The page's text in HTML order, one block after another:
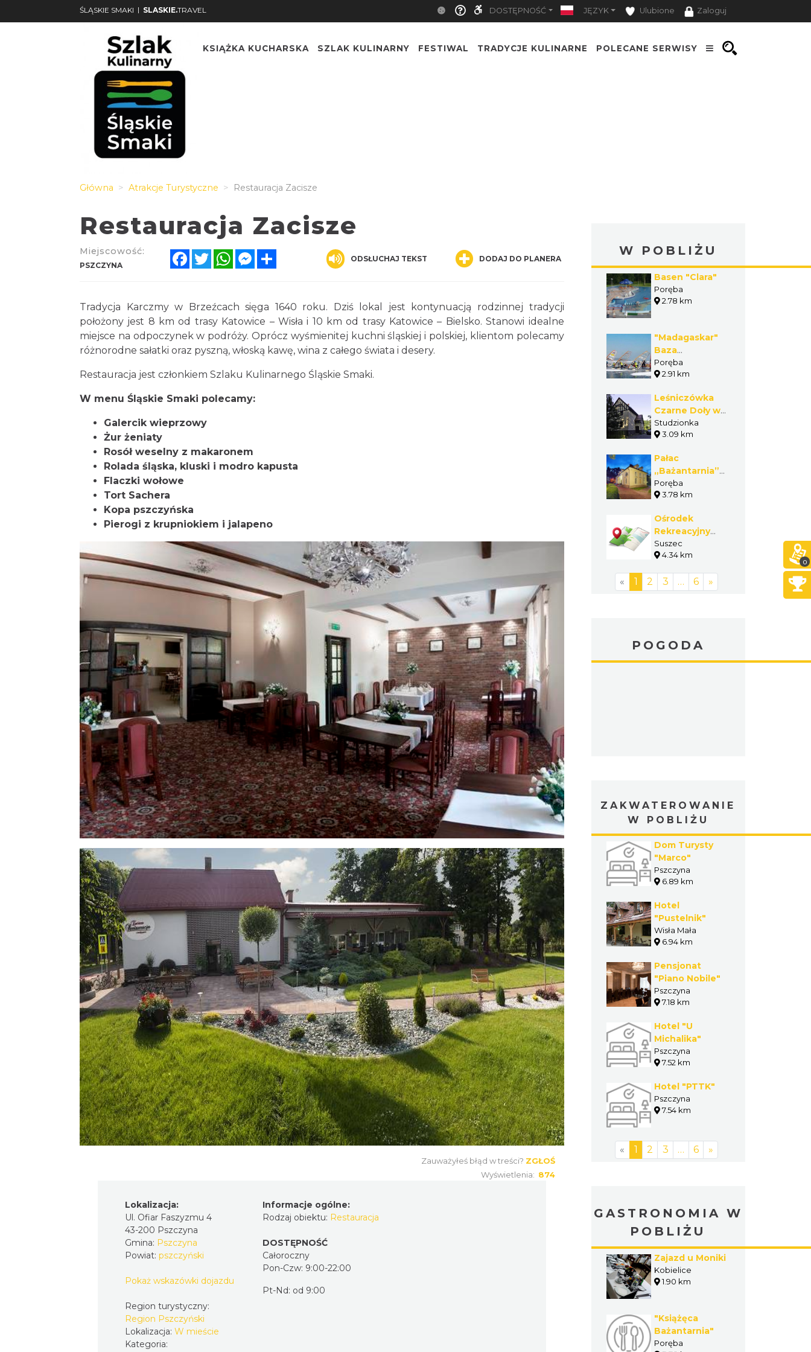
ŚLĄSKIE SMAKI | SLASKIE.TRAVEL DOSTĘPNOŚĆ JĘZYK Ulubione Zaloguj
KSIĄŻKA KUCHARSKA SZLAK KULINARNY FESTIWAL TRADYCJE KULINARNE POLECANE SERWISY
Główna Atrakcje Turystyczne Restauracja Zacisze
Restauracja Zacisze
Miejscowość:
PSZCZYNA
FacebookTwitterWhatsAppMessenger ODSŁUCHAJ TEKST DODAJ DO PLANERA
Tradycja Karczmy w Brzeźcach sięga 1640 roku. Dziś lokal jest kontynuacją rodzinnej tradycji
położony jest 8 km od trasy Katowice – Wisła i 10 km od trasy Katowice – Bielsko. Stanowi idealne
miejsce na odpoczynek w podróży. Oprócz wyśmienitej kuchni śląskiej i polskiej, klientom polecamy
różnorodne sałatki oraz pyszną, włoską kawę, wina z całego świata i desery.
Restauracja jest członkiem Szlaku Kulinarnego Śląskie Smaki.
W menu Śląskie Smaki polecamy:
Galercik wieprzowy
Żur żeniaty
Rosół weselny z makaronem
Rolada śląska, kluski i modro kapusta
Flaczki wołowe
Tort Sachera
Kopa pszczyńska
Pierogi z krupniokiem i jalapeno
Zauważyłeś błąd w treści? ZGŁOŚ
Wyświetlenia: 874
Lokalizacja:
Ul. Ofiar Faszyzmu 4
43-200 Pszczyna
Gmina: Pszczyna
Powiat: pszczyński
Pokaż wskazówki dojazdu
Region turystyczny:
Region Pszczyński
Lokalizacja: W mieście
Kategoria:
Informacje ogólne:
Rodzaj obiektu: Restauracja
DOSTĘPNOŚĆ
Całoroczny
Pon-Czw: 9:00-22:00
Pt-Nd: od 9:00
W POBLIŻU
Basen "Clara"
Poręba
2.78 km
"Madagaskar"
Baza
windsurfingowa
na Zbiorniku
Poręba
2.91 km
Leśniczówka
Czarne Doły w
Studzionce
Studzionka
3.09 km
Pałac
„Bażantarnia”
w Porębie
Poręba
3.78 km
Ośrodek
Rekreacyjny
"Gwaruś"
Suszec
4.34 km
« 1 2 3 … 6 »
POGODA
ZAKWATEROWANIE
W POBLIŻU
Dom Turysty
"Marco"
Pszczyna
6.89 km
Hotel
"Pustelnik"
Wisła Mała
6.94 km
Pensjonat
"Piano Nobile"
Pszczyna
7.18 km
Hotel "U
Michalika"
Pszczyna
7.52 km
Hotel "PTTK"
Pszczyna
7.54 km
« 1 2 3 … 6 »
GASTRONOMIA W
POBLIŻU
Zajazd u Moniki
Kobielice
1.90 km
"Książęca
Bażantarnia"
Poręba
0